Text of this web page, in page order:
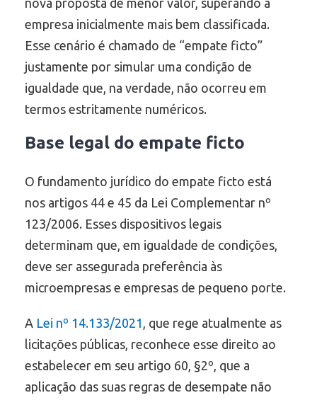
nova proposta de menor valor, superando a
empresa inicialmente mais bem classificada.
Esse cenário é chamado de “empate ficto”
justamente por simular uma condição de
igualdade que, na verdade, não ocorreu em
termos estritamente numéricos.
Base legal do empate ficto
O fundamento jurídico do empate ficto está
nos artigos 44 e 45 da Lei Complementar nº
123/2006. Esses dispositivos legais
determinam que, em igualdade de condições,
deve ser assegurada preferência às
microempresas e empresas de pequeno porte.
A Lei nº 14.133/2021 , que rege atualmente as
licitações públicas, reconhece esse direito ao
estabelecer em seu artigo 60, §2º, que a
aplicação das suas regras de desempate não